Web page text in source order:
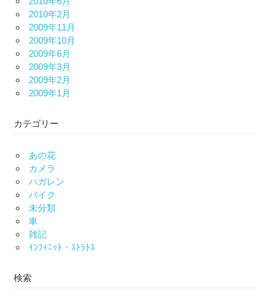
2010年2月
2009年11月
2009年10月
2009年6月
2009年3月
2009年2月
2009年1月
カテゴリー
あの花
カメラ
ハガレン
バイク
未分類
車
雑記
ｲﾝﾌｨﾆｯﾄ・ｽﾄﾗﾄｽ
検索